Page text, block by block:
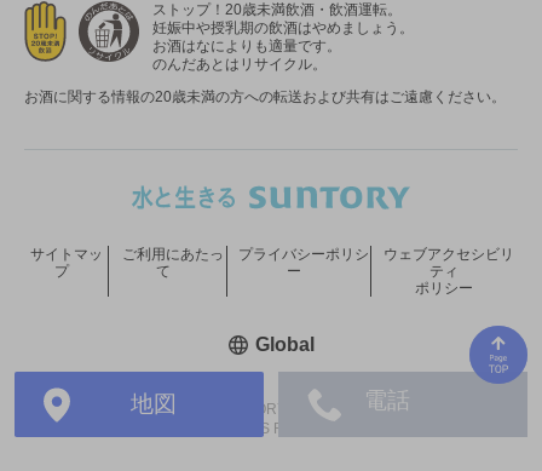
地図 電話
ストップ！20歳未満飲酒・飲酒運転。
妊娠中や授乳期の飲酒はやめましょう。
お酒はなによりも適量です。
のんだあとはリサイクル。
お酒に関する情報の20歳未満の方への転送および共有はご遠慮ください。
COPYRIGHT © SUNTORY HOLDINGS LIMITED.
ALL RIGHTS RESERVED.
サイトマッ
プ
ご利用にあたっ
て
プライバシーポリシ
ー
ウェブアクセシビリ
ティ
ポリシー
Global新しいウィンドウで開く